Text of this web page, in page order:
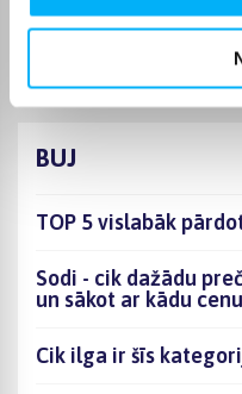
produkta, vai tam ir
BUJ
TOP 5 vislabāk
Sodi - cik dažādu
un sākot ar kādu
Cik ilga ir šīs